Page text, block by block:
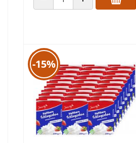
ANZAHL VERRINGERNANZAHL ERHÖHEN
-15%